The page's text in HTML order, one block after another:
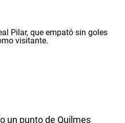
un punto de Quilmes